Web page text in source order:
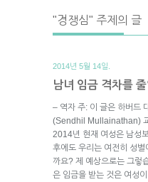
"경쟁심" 주제의 글
2014년 5월 14일.
남녀 임금 격차를
– 역자 주: 이 글은 하버드
(Sendhil Mullainathan) 교
2014년 현재 여성은 남성
후에도 우리는 여전히 성
까요? 제 예상으로는 그렇
은 임금을 받는 것은 여성